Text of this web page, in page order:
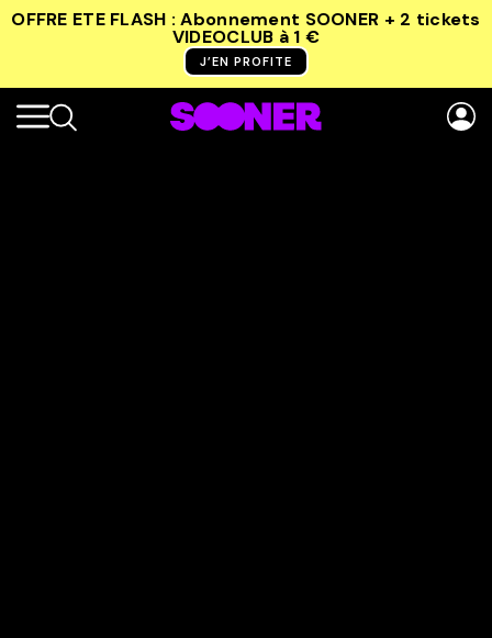
OFFRE ETE FLASH : Abonnement SOONER + 2 tickets
VIDEOCLUB à 1 €
J’EN PROFITE